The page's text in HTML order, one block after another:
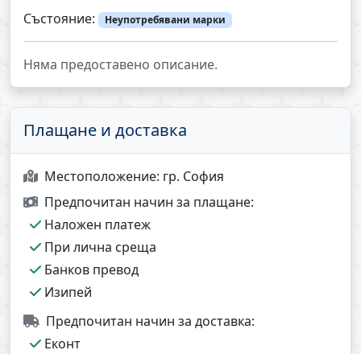
Състояние: Неупотребявани марки
Няма предоставено описание.
Плащане и доставка
Местоположение: гр. София
Предпочитан начин за плащане:
Наложен платеж
При лична среща
Банков превод
Изипей
Предпочитан начин за доставка:
Еконт